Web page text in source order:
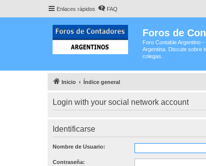
Enlaces rápidos FAQ
Foros de
Foro Contable Argentino
Argentina. Discute sobre
colegas.
Inicio Índice general
Login with your social network account
Identificarse
Nombre de Usuario:
Contraseña: